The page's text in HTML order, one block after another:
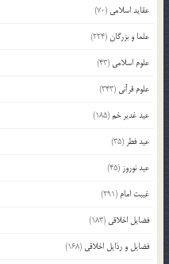
عقاید اسلامی (70)
علما و بزرگان(224)
علوم اسلامی (43)
علوم قرآنی (343)
عید غدیر خم(185)
عید فطر (35)
عید نوروز (45)
غیبت امام (291)
فضایل اخلاقی (183)
فضایل و رذایل اخلاقی (168)